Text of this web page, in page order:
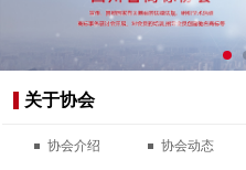
关于协会
协会介绍 协会动态